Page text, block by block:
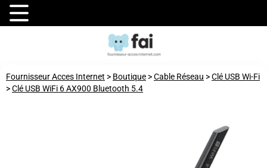
Fournisseur Acces Internet > Boutique >Cable Réseau >Clé USB Wi-Fi
>Clé USB WiFi 6 AX900 Bluetooth 5.4